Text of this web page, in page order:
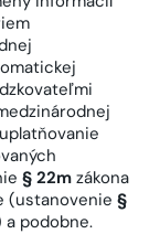
§ 22m zákona
(ustanovenie §
a podobne.